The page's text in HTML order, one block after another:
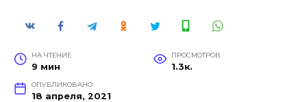
НА ЧТЕНИЕ
9 мин
ПРОСМОТРОВ
1.3к.
ОПУБЛИКОВАНО
18 апреля, 2021